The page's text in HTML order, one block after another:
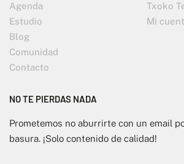
Agenda
Estudio
Blog
Comunidad
Contacto
Txoko
Mi
NO TE PIERDAS NADA
Prometemos no aburrirte con un email
basura. ¡Solo contenido de calidad!